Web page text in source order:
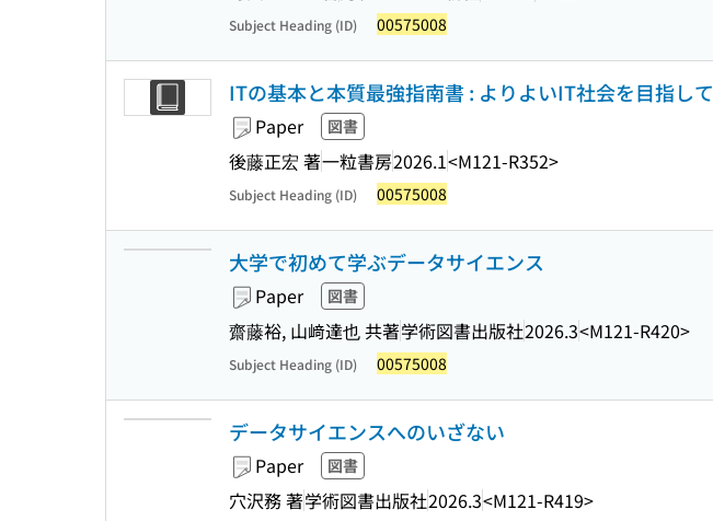
Subject Heading (ID) 00575008
ITの基本と本質最強指南書 : よりよいIT社会を目指して
Paper 図書
後藤正宏 著一粒書房2026.1<M121-R352>
Subject Heading (ID) 00575008
大学で初めて学ぶデータサイエンス
Paper 図書
齋藤裕, 山﨑達也 共著学術図書出版社2026.3<M121-R420>
Subject Heading (ID) 00575008
データサイエンスへのいざない
Paper 図書
穴沢務 著学術図書出版社2026.3<M121-R419>